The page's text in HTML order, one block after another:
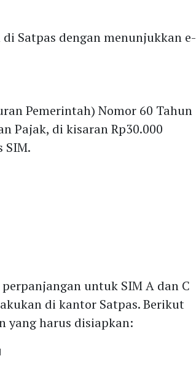
Satpas dengan menunjukkan e-
Pemerintah) Nomor 60 Tahun
Pajak, di kisaran Rp30.000
SIM.
untuk SIM A dan C
di kantor Satpas. Berikut
yang harus disiapkan: